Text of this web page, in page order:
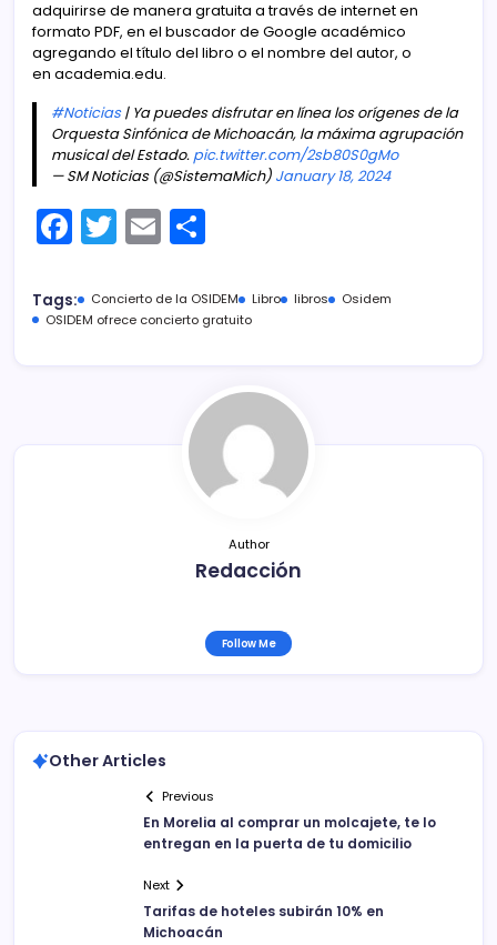
adquirirse de manera gratuita a través de internet en
formato PDF, en el buscador de Google académico
agregando el título del libro o el nombre del autor, o
en academia.edu.
#Noticias| Ya puedes disfrutar en línea los orígenes de la
Orquesta Sinfónica de Michoacán, la máxima agrupación
musical del Estado. pic.twitter.com/2sb80S0gMo
— SM Noticias (@SistemaMich) January 18, 2024
F
a
c
e
T
w
itt
er
E
m
ai
l
m
p
tir
Tags: Concierto de la OSIDEM Libro libros
Osidem
OSIDEM ofrece concierto gratuito
Author
Redacción
Follow Me
Other Articles
Previous
En Morelia al comprar un molcajete, te lo
entregan en la puerta de tu domicilio
Next
Tarifas de hoteles subirán 10% en
Michoacán